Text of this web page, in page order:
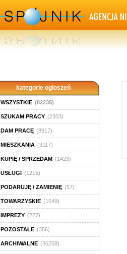
kategorie ogłoszeń
WSZYSTKIE (82235)
SZUKAM PRACY (2303)
DAM PRACĘ (8917)
MIESZKANIA (3117)
KUPIĘ / SPRZEDAM (1423)
USŁUGI (1215)
PODARUJĘ / ZAMIENIĘ (57)
TOWARZYSKIE (1549)
IMPREZY (227)
POZOSTAŁE (356)
ARCHIWALNE (36258)